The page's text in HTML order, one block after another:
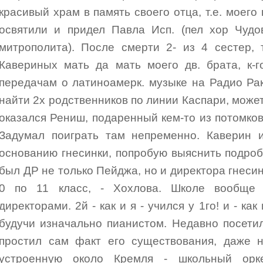
храм в память своего отца, т.е.
и придел Павла Исп. (пел хор
После смерти 2- из 4 сестер,
мать да мать моего дв. брата, к-
о латиноамерк. музыке на Радио
2х родственников по линии Каспари,
Рениш, подаренный кем-то из
поиграть там непременно. Каверин
гнесинки, попробую выяснить
ДР не только Пейджа, но и директора
по 11 класс, - Хохлова. Школе вообще
2й - как и я - учился у 1го! и -
изначально пианистом. Недавно
сам факт его существования, даже
около Кремля - школьный